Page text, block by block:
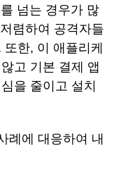
넘는 경우가 많
렴하여 공격자들
한, 이 애플리케
고 기본 결제 앱
을 줄이고 설치
례에 대응하여 내